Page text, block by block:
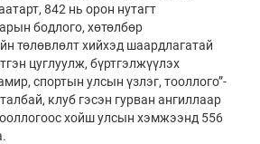
842 нь орон нутагт
бодлого, хөтөлбөр
төлөвлөлт хийхэд шаардлагатай
цуглуулж, бүртгэлжүүлэх
спортын улсын үзлэг, тооллого”-
клуб гэсэн гурван ангиллаар
хойш улсын хэмжээнд 556